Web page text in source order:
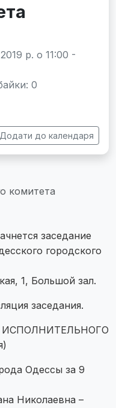
р. о 11:00 -
0
Додати до календаря
комитета
заседание
городского
1, Большой зал.
заседания.
Одессы за 9
Николаевна –